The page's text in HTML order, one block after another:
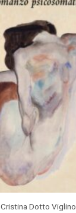
Cristina Dotto Viglino